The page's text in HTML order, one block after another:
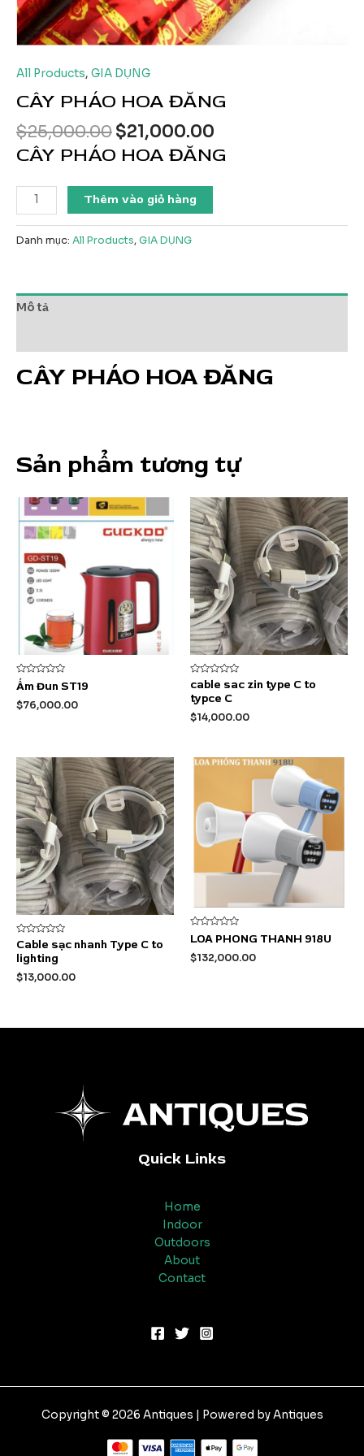
All Products, GIA DỤNG
CÂY PHÁO HOA ĐĂNG
$25,000.00Giá
gốc
là:
$25,000.00.
$21,000.00
hiện
tại
CÂY PHÁO HOA ĐĂNG
CÂY
PHÁO
HOA
ĐĂNG
Thêm vào giỏ hàng
Danh mục: All Products,GIA DỤNG
Mô tả
CÂY PHÁO HOA ĐĂNG
Sản phẩm tương tự
Được
xếp
hạng
0
Ấm Đun ST19
$76,000.00
Được
xếp
hạng
5
cable sac zin type C to
typce C
$14,000.00
Được
xếp
hạng
5
Cable sạc nhanh Type C to
lighting
$13,000.00
Được
xếp
hạng
0
LOA PHONG THANH 918U
$132,000.00
Quick Links
Home
Indoor
Outdoors
About
Contact
Copyright © 2026 Antiques | Powered by Antiques